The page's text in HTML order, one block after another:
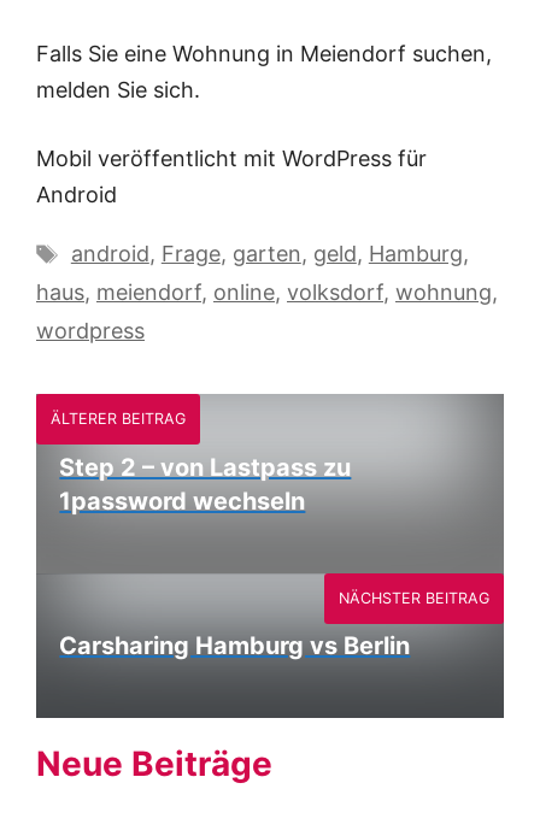
Falls Sie eine Wohnung in Meiendorf suchen,
melden Sie sich.
Mobil veröffentlicht mit WordPress für
Android
Schlagwörter
android, Frage, garten, geld, Hamburg,
haus, meiendorf, online, volksdorf, wohnung,
wordpress
ÄLTERER BEITRAG
Step 2 – von Lastpass zu
1password wechseln
Carsharing Hamburg vs Berlin
NÄCHSTER BEITRAG
Neue Beiträge